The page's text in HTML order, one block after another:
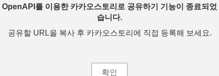
OpenAPI를 이용한 카카오스토리로 공유하기 기능이 종료되었
습니다.
공유할 URL을 복사 후 카카오스토리에 직접 등록해 보세요.
확인